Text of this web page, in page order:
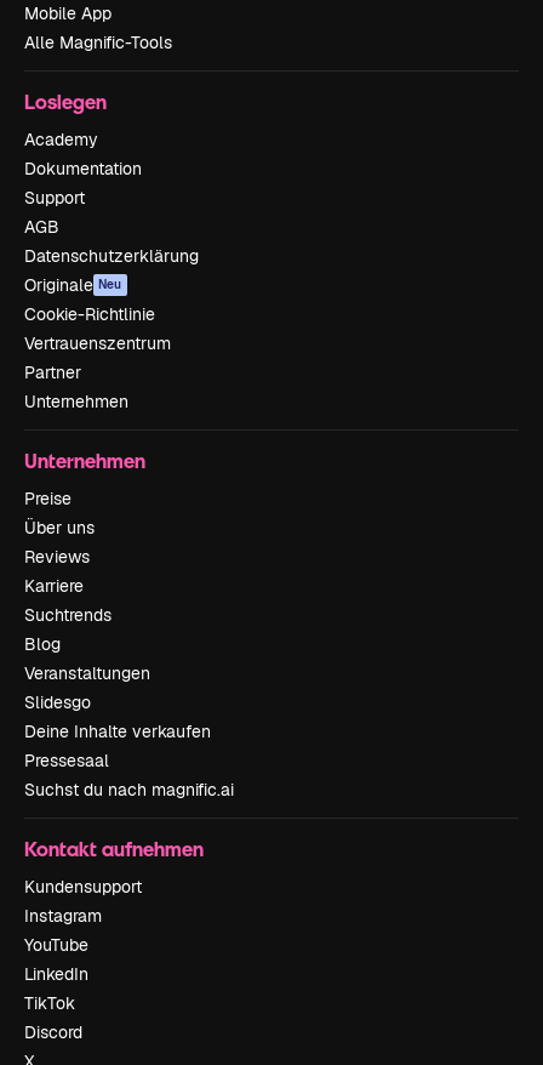
Mobile App
Alle Magnific-Tools
Loslegen
Academy
Dokumentation
Support
AGB
Datenschutzerklärung
Originale Neu
Cookie-Richtlinie
Vertrauenszentrum
Partner
Unternehmen
Unternehmen
Preise
Über uns
Reviews
Karriere
Suchtrends
Blog
Veranstaltungen
Slidesgo
Deine Inhalte verkaufen
Pressesaal
Suchst du nach magnific.ai
Kontakt aufnehmen
Kundensupport
Instagram
YouTube
LinkedIn
TikTok
Discord